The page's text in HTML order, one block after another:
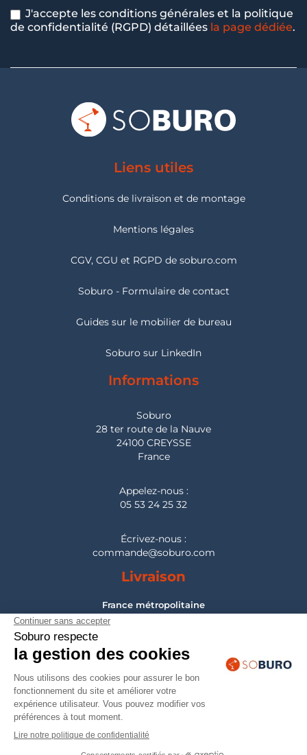
J'accepte les conditions générales et la politique
de confidentialité (RGPD) détaillées la page dédiée.
Liens utiles
Conditions de livraison et de montage
Mentions légales
CGV, CGU et RGPD de soburo.com
Soburo - Formulaire de contact
Guides sur le mobilier de bureau
Soburo sur LinkedIn
Informations
Soburo
28 ter route de la Nauve
24100 CREYSSE
France
Appelez-nous :
05 53 24 25 32
Écrivez-nous :
commande@soburo.com
Livraison
France métropolitaine
Pour les DOM-TOM, Belgique, Suisse, Luxembourg :
nous consulter
Montage
France métropolitaine
Pour les DOM-TOM, Belgique, Suisse, Luxembourg :